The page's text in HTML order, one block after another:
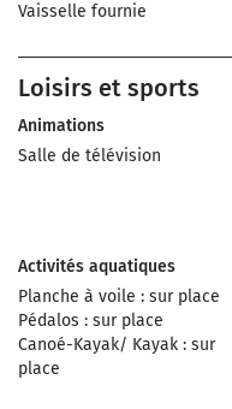
Vaisselle fournie
Loisirs et sports
Animations
Salle de télévision
Activités aquatiques
Planche à voile : sur place
Pédalos : sur place
Canoé-Kayak/ Kayak : sur
place